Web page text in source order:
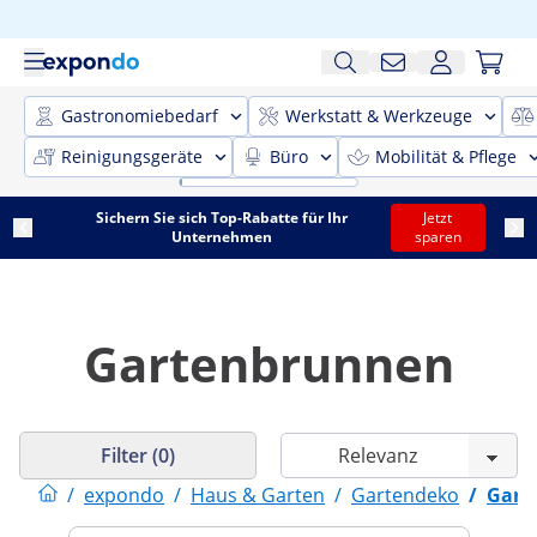
Gastronomiebedarf
Werkstatt & Werkzeuge
Reinigungsgeräte
Büro Mobilität & Pflege
Sichern Sie sich Top-Rabatte für Ihr
Unternehmen
Jetzt
sparen
Gartenbrunnen
/ expondo / Haus & Garten / Gartendeko /
Filter (0)